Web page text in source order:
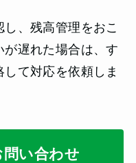
、残高管理をおこ
遅れた場合は、す
て対応を依頼しま
い合わせ